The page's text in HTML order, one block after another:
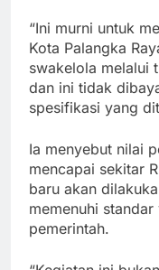
“Ini murni untuk
Kota Palangka
swakelola melalui
dan ini tidak
spesifikasi yang
Ia menyebut nilai
mencapai sekitar
baru akan
memenuhi
pemerintah.